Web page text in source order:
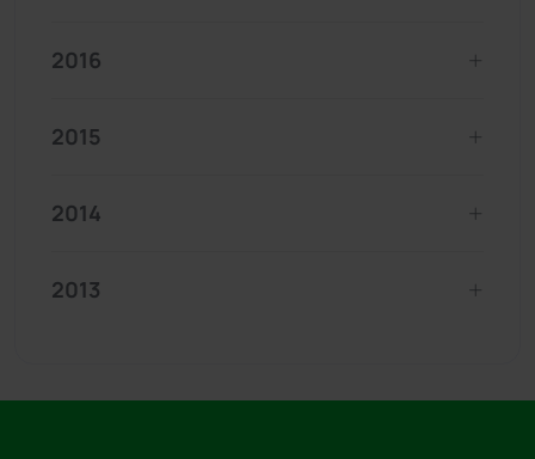
2016
2015
2014
2013